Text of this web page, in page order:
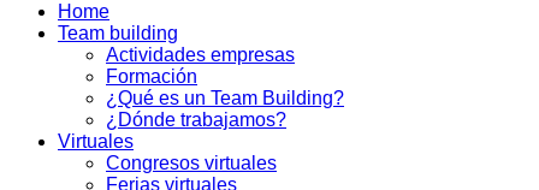
Home
Team building
Actividades empresas
Formación
¿Qué es un Team Building?
¿Dónde trabajamos?
Virtuales
Congresos virtuales
Ferias virtuales